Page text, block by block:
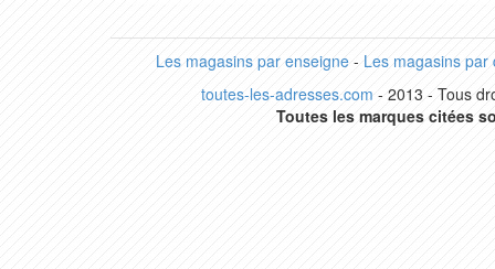
Les magasins par enseigne- Les magasins par
toutes-les-adresses.com - 2013 - Tous
Toutes les marques citées